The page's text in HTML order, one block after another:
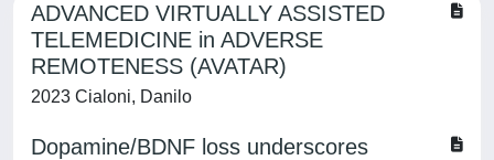
ADVANCED VIRTUALLY ASSISTED
TELEMEDICINE in ADVERSE
REMOTENESS (AVATAR)
2023 Cialoni, Danilo
Dopamine/BDNF loss underscores